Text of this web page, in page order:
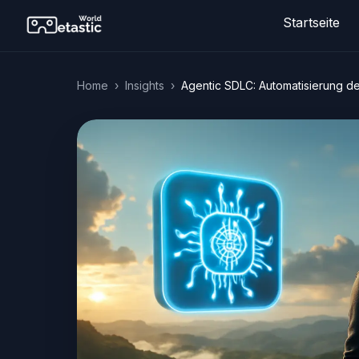
Startseite
Home › Insights › Agentic SDLC: Automatisierung